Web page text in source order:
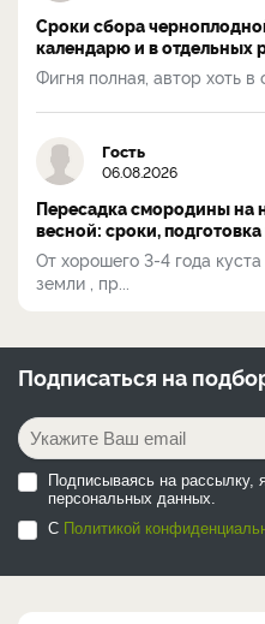
Сроки сбора
календарю и в отдельных
Фигня полная, автор хоть в
Гость
06.08.2026
Пересадка смородины на
весной: сроки,
От хорошего 3-4 года
земли , пр...
Подписаться на
Подписываясь на рассылку,
персональных данных.
С Политикой